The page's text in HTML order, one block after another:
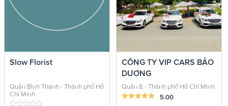
Slow Florist
Quận Bình Thạnh - Thành phố Hồ
Chí Minh
CÔNG TY VIP CARS BẢO
DƯƠNG
Quận 8 - Thành phố Hồ Chí Minh
5.00